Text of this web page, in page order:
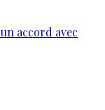
accord avec